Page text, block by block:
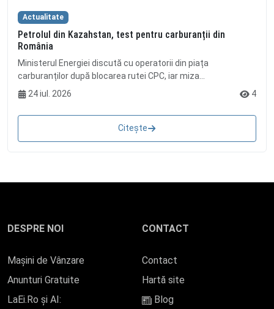
Actualitate
Petrolul din Kazahstan, test pentru carburanții din
România
Ministerul Energiei discută cu operatorii din piața
carburanților după blocarea rutei CPC, iar miza...
24 iul. 2026
4
Citește
DESPRE NOI
Mașini de Vânzare
Anunturi Gratuite
LaEi.Ro și AI:
CONTACT
Contact
Hartă site
Blog